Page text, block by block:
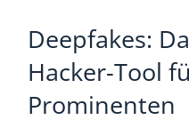
Deepfakes:
Hacker-Tool
Prominenten